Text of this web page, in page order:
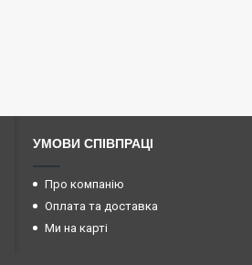
УМОВИ СПІВПРАЦІ
Про компанію
Оплата та доставка
Ми на карті